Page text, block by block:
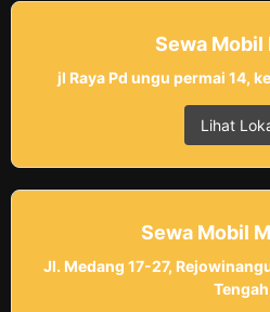
Sewa Mobil
jl Raya Pd ungu permai 14,
Lihat
Sewa Mobil
Jl. Medang 17-27,